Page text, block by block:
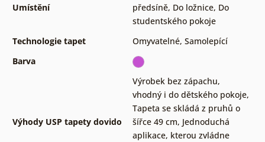
Umístění
předsíně, Do ložnice, Do
studentského pokoje
Technologie tapet
Omyvatelné, Samolepící
Barva
Výhody USP tapety dovido
Výrobek bez zápachu,
vhodný i do dětského pokoje,
Tapeta se skládá z pruhů o
šířce 49 cm, Jednoduchá
aplikace, kterou zvládne